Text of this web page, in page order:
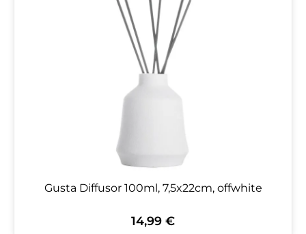
Gusta Diffusor 100ml, 7,5x22cm, offwhite
Regulärer Preis:
14,99 €